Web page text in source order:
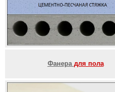
Фанера для пола